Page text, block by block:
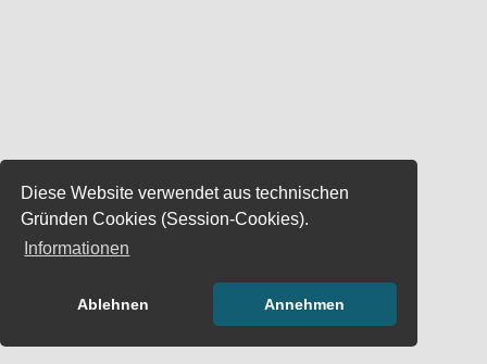
Diese Website verwendet aus technischen
Gründen Cookies (Session-Cookies).
Informationen
Ablehnen Annehmen